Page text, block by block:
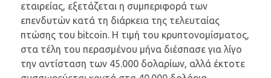
εταιρείας, εξετάζεται η συμπεριφορά των
επενδυτών κατά τη διάρκεια της τελευταίας
πτώσης του bitcoin. Η τιμή του κρυπτονομίσματος,
στα τέλη του περασμένου μήνα διέσπασε για λίγο
την αντίσταση των 45.000 δολαρίων, αλλά έκτοτε